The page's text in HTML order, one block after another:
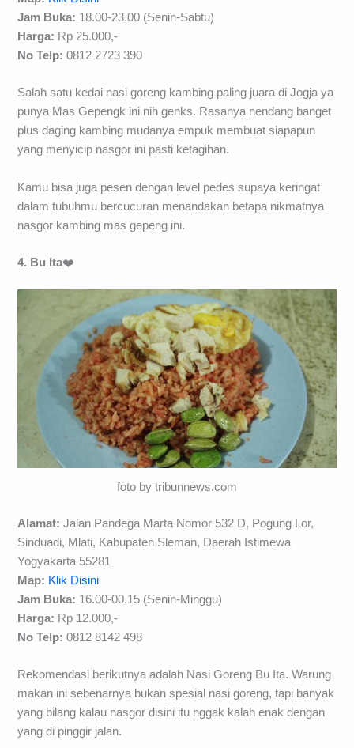
Jam Buka: 18.00-23.00 (Senin-Sabtu)
Harga: Rp 25.000,-
No Telp: 0812 2723 390
Salah satu kedai nasi goreng kambing paling juara di Jogja ya
punya Mas Gepengk ini nih genks. Rasanya nendang banget
plus daging kambing mudanya empuk membuat siapapun
yang menyicip nasgor ini pasti ketagihan.
Kamu bisa juga pesen dengan level pedes supaya keringat
dalam tubuhmu bercucuran menandakan betapa nikmatnya
nasgor kambing mas gepeng ini.
4. Bu Ita❤️
foto by tribunnews.com
Alamat: Jalan Pandega Marta Nomor 532 D, Pogung Lor,
Sinduadi, Mlati, Kabupaten Sleman, Daerah Istimewa
Yogyakarta 55281
Map: Klik Disini
Jam Buka: 16.00-00.15 (Senin-Minggu)
Harga: Rp 12.000,-
No Telp: 0812 8142 498
Rekomendasi berikutnya adalah Nasi Goreng Bu Ita. Warung
makan ini sebenarnya bukan spesial nasi goreng, tapi banyak
yang bilang kalau nasgor disini itu nggak kalah enak dengan
yang di pinggir jalan.